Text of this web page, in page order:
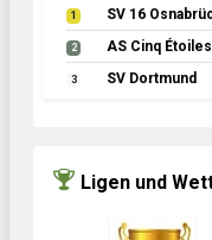
1 SV 16
2 AS Cinq Étoiles
3 SV Dortmund
Ligen und